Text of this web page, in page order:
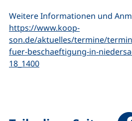
Weitere Informationen und
https://www.koop-
son.de/aktuelles/termine/
fuer-beschaeftigung-in-
18_1400(externer Link, öffnet